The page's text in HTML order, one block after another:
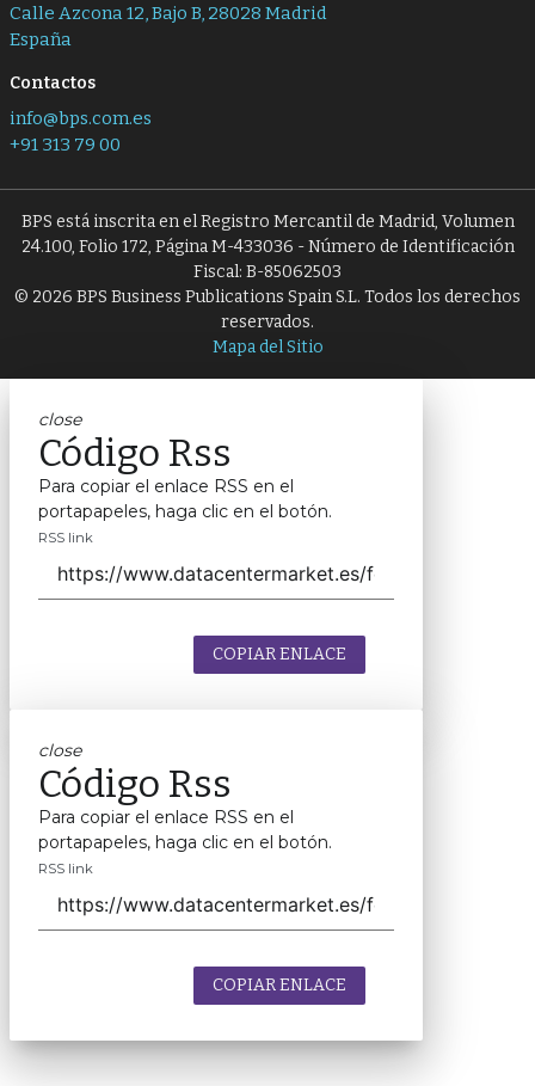
Calle Azcona 12, Bajo B, 28028 Madrid
España
Contactos
info@bps.com.es
+91 313 79 00
BPS está inscrita en el Registro Mercantil de Madrid, Volumen
24.100, Folio 172, Página M-433036 - Número de Identificación
Fiscal: B-85062503
© 2026 BPS Business Publications Spain S.L. Todos los derechos
reservados.
Mapa del Sitio
close
Código Rss
Para copiar el enlace RSS en el
portapapeles, haga clic en el botón.
RSS link
COPIAR ENLACE
close
Código Rss
Para copiar el enlace RSS en el
portapapeles, haga clic en el botón.
RSS link
COPIAR ENLACE